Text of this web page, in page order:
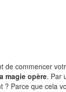
de commencer
magie opère. Par
Parce que cela